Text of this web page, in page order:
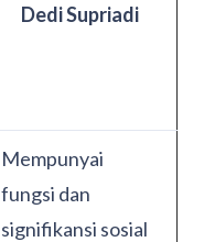
Dedi Supriadi
Mempunyai
fungsi dan
signifikansi sosial